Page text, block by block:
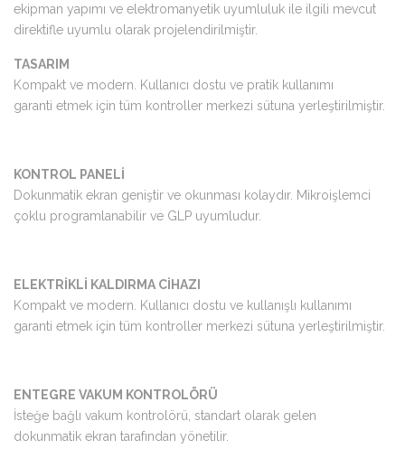
ekipman yapımı ve elektromanyetik uyumluluk ile ilgili mevcut
direktifle uyumlu olarak projelendirilmiştir.
TASARIM
Kompakt ve modern. Kullanıcı dostu ve pratik kullanımı
garanti etmek için tüm kontroller merkezi sütuna yerleştirilmiştir.
KONTROL PANELİ
Dokunmatik ekran geniştir ve okunması kolaydır. Mikroişlemci
çoklu programlanabilir ve GLP uyumludur.
ELEKTRİKLİ KALDIRMA CİHAZI
Kompakt ve modern. Kullanıcı dostu ve kullanışlı kullanımı
garanti etmek için tüm kontroller merkezi sütuna yerleştirilmiştir.
ENTEGRE VAKUM KONTROLÖRÜ
İsteğe bağlı vakum kontrolörü, standart olarak gelen
dokunmatik ekran tarafından yönetilir.